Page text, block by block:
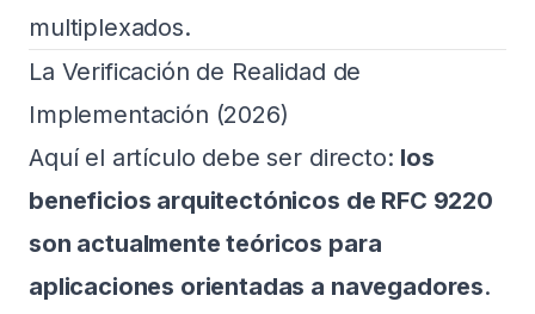
multiplexados.
La Verificación de Realidad de
Implementación (2026)
Aquí el artículo debe ser directo: los
beneficios arquitectónicos de RFC 9220
son actualmente teóricos para
aplicaciones orientadas a navegadores.